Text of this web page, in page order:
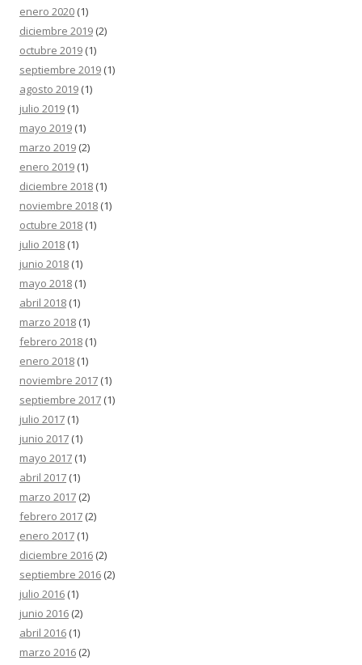
enero 2020 (1)
diciembre 2019 (2)
octubre 2019 (1)
septiembre 2019 (1)
agosto 2019 (1)
julio 2019 (1)
mayo 2019 (1)
marzo 2019 (2)
enero 2019 (1)
diciembre 2018 (1)
noviembre 2018 (1)
octubre 2018 (1)
julio 2018 (1)
junio 2018 (1)
mayo 2018 (1)
abril 2018 (1)
marzo 2018 (1)
febrero 2018 (1)
enero 2018 (1)
noviembre 2017 (1)
septiembre 2017 (1)
julio 2017 (1)
junio 2017 (1)
mayo 2017 (1)
abril 2017 (1)
marzo 2017 (2)
febrero 2017 (2)
enero 2017 (1)
diciembre 2016 (2)
septiembre 2016 (2)
julio 2016 (1)
junio 2016 (2)
abril 2016 (1)
marzo 2016 (2)